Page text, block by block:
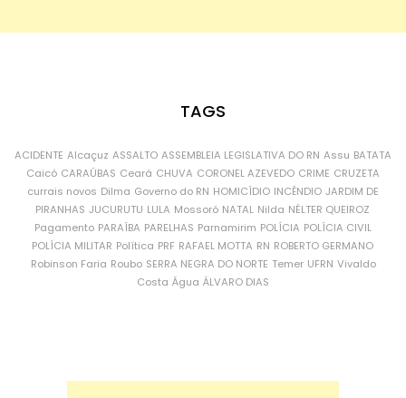
TAGS
ACIDENTE Alcaçuz ASSALTO ASSEMBLEIA LEGISLATIVA DO RN Assu BATATA
Caicó CARAÚBAS Ceará CHUVA CORONEL AZEVEDO CRIME CRUZETA
currais novos Dilma Governo do RN HOMICÍDIO INCÊNDIO JARDIM DE
PIRANHAS JUCURUTU LULA Mossoró NATAL Nilda NÉLTER QUEIROZ
Pagamento PARAÍBA PARELHAS Parnamirim POLÍCIA POLÍCIA CIVIL
POLÍCIA MILITAR Política PRF RAFAEL MOTTA RN ROBERTO GERMANO
Robinson Faria Roubo SERRA NEGRA DO NORTE Temer UFRN Vivaldo
Costa Água ÁLVARO DIAS